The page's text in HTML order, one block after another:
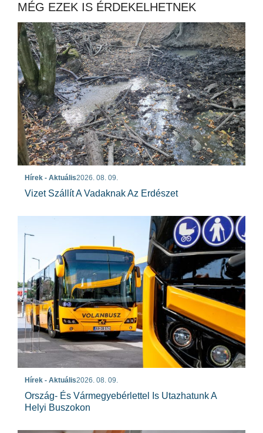
MÉG EZEK IS ÉRDEKELHETNEK
Hírek - Aktuális2026. 08. 09.
Vizet Szállít A Vadaknak Az Erdészet
Hírek - Aktuális2026. 08. 09.
Ország- És Vármegyebérlettel Is Utazhatunk A
Helyi Buszokon